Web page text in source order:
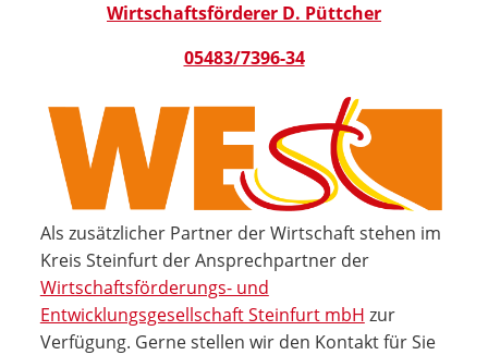
Wirtschaftsförderer D. Püttcher
05483/7396-34
Als zusätzlicher Partner der Wirtschaft stehen im
Kreis Steinfurt der Ansprechpartner der
Wirtschaftsförderungs- und
Entwicklungsgesellschaft Steinfurt mbH zur
Verfügung. Gerne stellen wir den Kontakt für Sie